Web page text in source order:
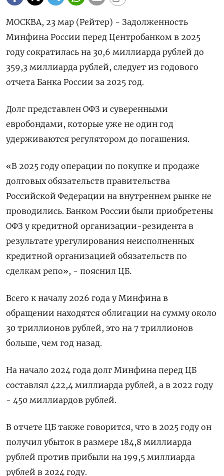
МОСКВА, 23 мар (Рейтер) - Задолженность
Минфина России перед Центробанком в 2025
году сократилась на 30,6 миллиарда рублей до
359,3 миллиарда рублей, следует из годового
отчета Банка России за 2025 год.
Долг представлен ОФЗ и суверенными
евробондами, которые уже не один год
удерживаются регулятором до погашения.
«В 2025 году операции по покупке и продаже
долговых обязательств ‌правительства
Российской Федерации на внутреннем рынке не
проводились. Банком России были приобретены
ОФЗ у кредитной организации-резидента в
результате урегулирования неисполненных
кредитной организацией обязательств по
сделкам репо», - пояснил ЦБ.
Всего к началу 2026 года у Минфина в
обращении находятся облигации на сумму около
30 триллионов рублей, это на 7 триллионов
больше, чем ​год назад.
На начало 2024 года долг Минфина ​перед ЦБ
составлял 422,4 миллиарда рублей, а в 2022 ​году
- 450 ⁠миллиардов рублей.
В отчете ЦБ также говорится, что в 2025 году он
получил убыток в размере 184,8 миллиарда
‌рублей против прибыли на 199,5 миллиарда
рублей в 2024 году.